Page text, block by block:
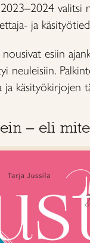
valitsi
ja
esiin
neuleisiin.
ja
– eli